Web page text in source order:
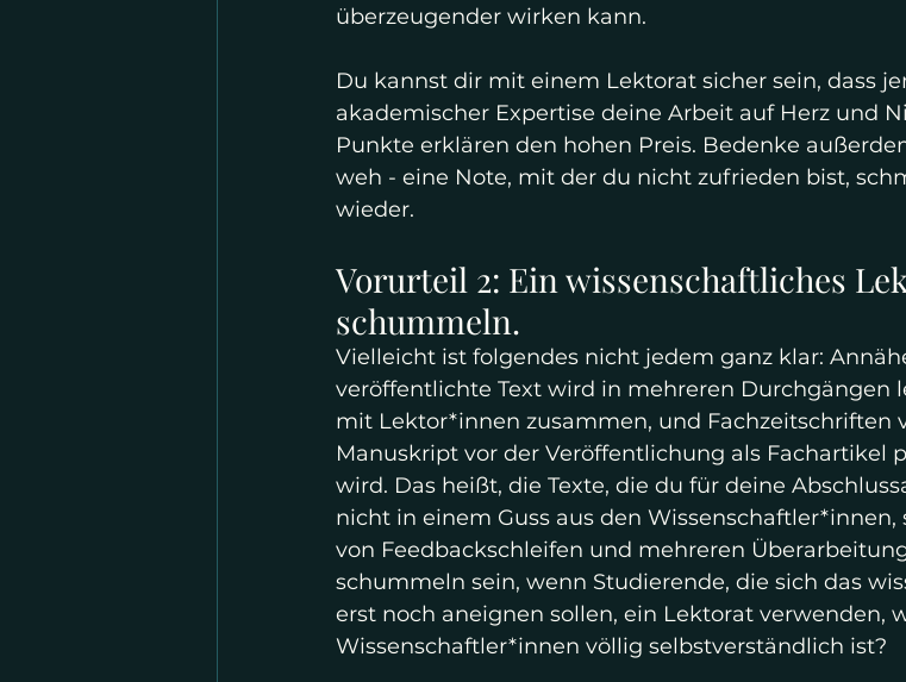
überzeugender wirken kann.
Du kannst dir mit einem Lektorat sicher sein, dass
akademischer Expertise deine Arbeit auf Herz und
Punkte erklären den hohen Preis. Bedenke
weh - eine Note, mit der du nicht zufrieden bist,
wieder.
Vorurteil 2: Ein wissenschaftliches
schummeln.
Vielleicht ist folgendes nicht jedem ganz klar:
veröffentlichte Text wird in mehreren Durchgängen
mit Lektor*innen zusammen, und Fachzeitschriften
Manuskript vor der Veröffentlichung als Fachartikel
wird. Das heißt, die Texte, die du für deine
nicht in einem Guss aus den Wissenschaftler*innen,
von Feedbackschleifen und mehreren
schummeln sein, wenn Studierende, die sich das
erst noch aneignen sollen, ein Lektorat verwenden,
Wissenschaftler*innen völlig selbstverständlich ist?